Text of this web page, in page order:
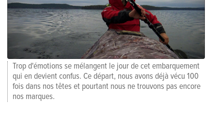
Trop d'émotions se mélangent le jour de cet embarquement
qui en devient confus. Ce départ, nous avons déjà vécu 100
fois dans nos têtes et pourtant nous ne trouvons pas encore
nos marques.